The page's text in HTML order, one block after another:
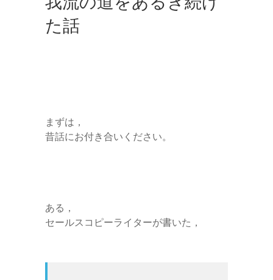
た話
まずは，
昔話にお付き合いください。
ある，
セールスコピーライターが書いた，